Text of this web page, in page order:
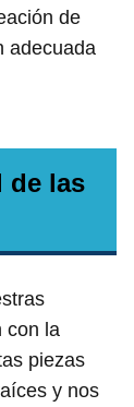
de
adecuada
de las
con la
piezas
y nos